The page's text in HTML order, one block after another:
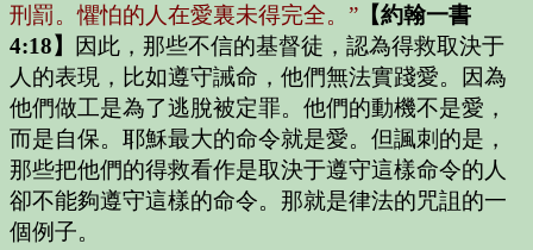
刑罰。懼怕的人在愛裏未得完全。” 【約翰一書
4:18】
因此，那些不信的基督徒，認為得救取決于
人的表現，比如遵守誡命，他們無法實踐愛。因為
他們做工是為了逃脫被定罪。他們的動機不是愛，
而是自保。耶穌最大的命令就是愛。但諷刺的是，
那些把他們的得救看作是取決于遵守這樣命令的人
卻不能夠遵守這樣的命令。那就是律法的咒詛的一
個例子。